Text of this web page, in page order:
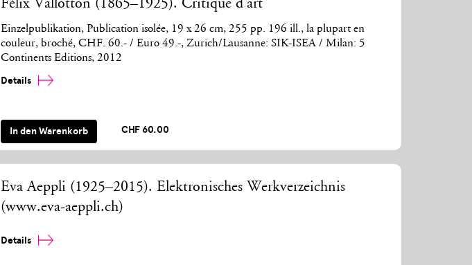
Félix Vallotton (1865–1925). Critique d'art
Einzelpublikation, Publication isolée, 19 x 26 cm, 255 pp. 196 ill., la plupart en
couleur, broché, CHF. 60.- / Euro 49.-, Zurich/Lausanne: SIK-ISEA / Milan: 5
Continents Editions, 2012
Details
In den Warenkorb CHF 60.00
Eva Aeppli (1925–2015). Elektronisches Werkverzeichnis
(www.eva-aeppli.ch)
Details